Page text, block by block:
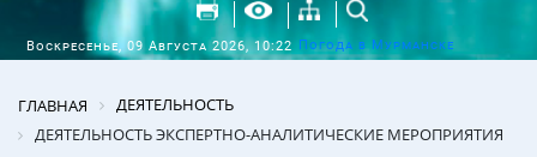
Воскресенье, 09 Августа 2026, 10:22 Погода в Мурманске
ГЛАВНАЯ
ДЕЯТЕЛЬНОСТЬ
ДЕЯТЕЛЬНОСТЬ ЭКСПЕРТНО-АНАЛИТИЧЕСКИЕ МЕРОПРИЯТИЯ